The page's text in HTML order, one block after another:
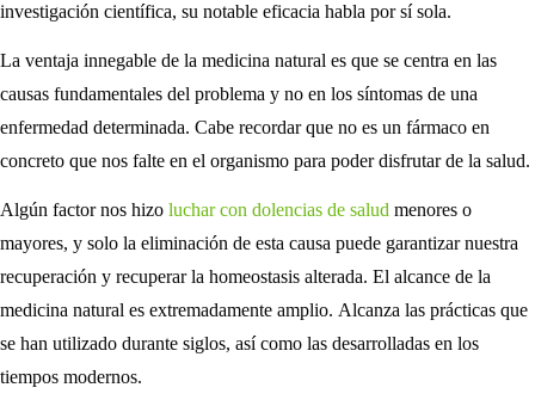
investigación científica, su notable eficacia habla por sí sola.
La ventaja innegable de la medicina natural es que se centra en las
causas fundamentales del problema y no en los síntomas de una
enfermedad determinada. Cabe recordar que no es un fármaco en
concreto que nos falte en el organismo para poder disfrutar de la salud.
Algún factor nos hizo luchar con dolencias de salud menores o
mayores, y solo la eliminación de esta causa puede garantizar nuestra
recuperación y recuperar la homeostasis alterada. El alcance de la
medicina natural es extremadamente amplio. Alcanza las prácticas que
se han utilizado durante siglos, así como las desarrolladas en los
tiempos modernos.